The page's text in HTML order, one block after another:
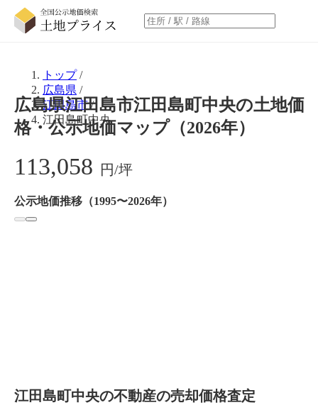
トップ/
広島県 /
江田島市/
江田島町中央
広島県江田島市江田島町中央の土地価
格・公示地価マップ（2026年）
113,058 円/坪
公示地価推移（1995〜2026年）
江田島町中央の不動産の売却価格査定